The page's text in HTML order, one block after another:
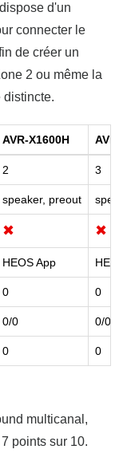
d'un
connecter le
de créer un
2 ou même la
distincte.
AVR-X1600H
2 3
speaker, preout
✖ ✖
HEOS App
0 0
0/0 0/0
0 0
multicanal,
points sur 10.